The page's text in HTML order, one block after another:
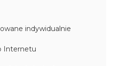
indywidualnie
Internetu